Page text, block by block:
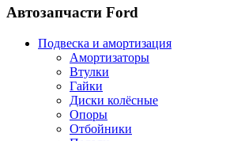
Автозапчасти Ford
Подвеска и амортизация
Амортизаторы
Втулки
Гайки
Диски колёсные
Опоры
Отбойники